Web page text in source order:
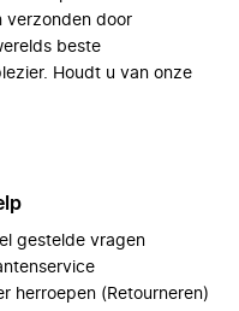
verzonden door
beste
Houdt u van onze
gestelde vragen
herroepen (Retourneren)